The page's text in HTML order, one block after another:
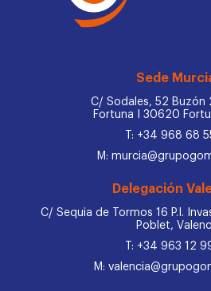
Sede
C/ Sodales, 52 Buzón
Fortuna I 30620
T: +34 968 68
M:
Delegación
C/ Sequia de Tormos 16 P.I.
Poblet,
T: +34 963 12
M: